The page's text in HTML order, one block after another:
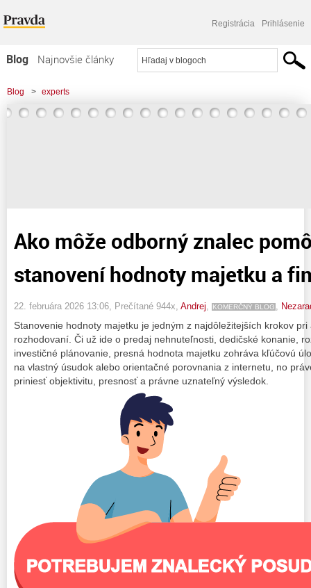
Registrácia Prihlásenie
Blog
Najnovšie články
Najčítanejšie články
Najkomentovanejšie články
Blog > experts
> Ako môže odborný znalec pomôcť pri stanovení hodnoty majetku a financií
Ako môže odborný znalec
stanovení hodnoty majetku a
22. februára 2026 13:06 , Prečítané 944x, Andrej KOMERČNÝ BLOG
Stanovenie hodnoty majetku je jedným z najdôležitejších krokov
rozhodovaní. Či už ide o predaj nehnuteľnosti, dedičské konanie,
investičné plánovanie, presná hodnota majetku zohráva kľúčovú
na vlastný úsudok alebo orientačné porovnania z internetu, no
priniesť objektivitu, presnosť a právne uznateľný výsledok.